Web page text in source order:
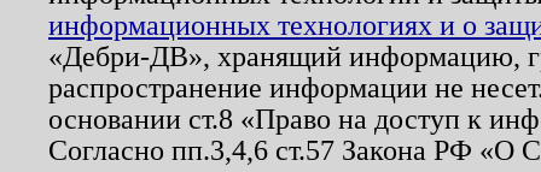
информационных технологиях и о
«Дебри-ДВ», хранящий информацию,
распространение информации не
основании ст.8 «Право на доступ к
Согласно пп.3,4,6 ст.57 Закона РФ «О